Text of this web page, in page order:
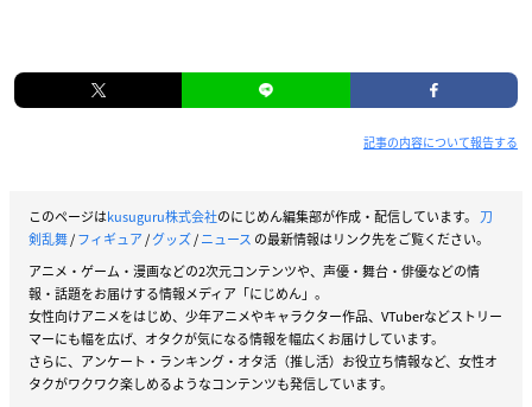
記事の内容について報告する
このページはkusuguru株式会社のにじめん編集部が作成・配信しています。 刀
剣乱舞/フィギュア/グッズ/ニュース の最新情報はリンク先をご覧ください。
アニメ・ゲーム・漫画などの2次元コンテンツや、声優・舞台・俳優などの情
報・話題をお届けする情報メディア「にじめん」。
女性向けアニメをはじめ、少年アニメやキャラクター作品、VTuberなどストリー
マーにも幅を広げ、オタクが気になる情報を幅広くお届けしています。
さらに、アンケート・ランキング・オタ活（推し活）お役立ち情報など、女性オ
タクがワクワク楽しめるようなコンテンツも発信しています。